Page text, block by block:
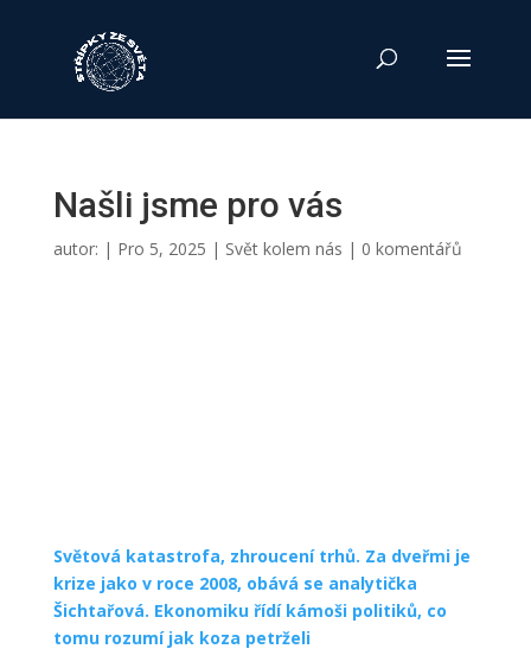
Našli jsme pro vás
autor: | Pro 5, 2025 | Svět kolem nás | 0 komentářů
Světová katastrofa, zhroucení trhů. Za dveřmi je
krize jako v roce 2008, obává se analytička
Šichtařová. Ekonomiku řídí kámoši politiků, co
tomu rozumí jak koza petrželi